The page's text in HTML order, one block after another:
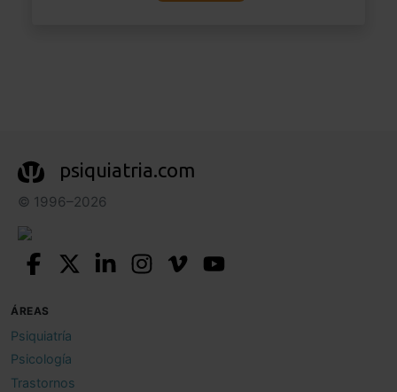
psiquiatria.com
© 1996–2026
ÁREAS
Psiquiatría
Psicología
Trastornos